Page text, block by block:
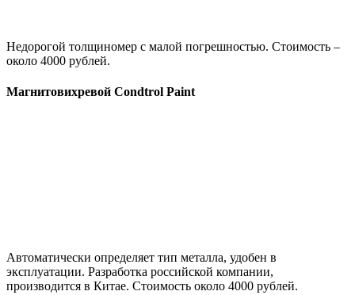
Недорогой толщиномер с малой погрешностью. Стоимость –
около 4000 рублей.
Магнитовихревой Condtrol Paint
Автоматически определяет тип металла, удобен в
эксплуатации. Разработка российской компании,
производится в Китае. Стоимость около 4000 рублей.